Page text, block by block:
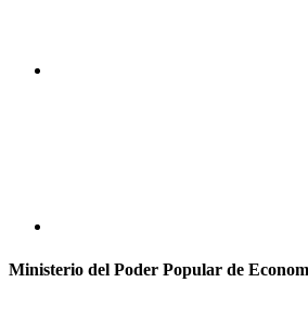
Ministerio del Poder Popular de